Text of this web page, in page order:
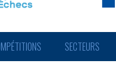
SECTEURS